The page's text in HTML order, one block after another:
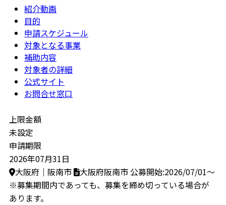
紹介動画
目的
申請スケジュール
対象となる事業
補助内容
対象者の詳細
公式サイト
お問合せ窓口
上限金額
未設定
申請期限
2026年07月31日
大阪府｜阪南市
大阪府阪南市 公募開始:2026/07/01～
※募集期間内であっても、募集を締め切っている場合が
あります。